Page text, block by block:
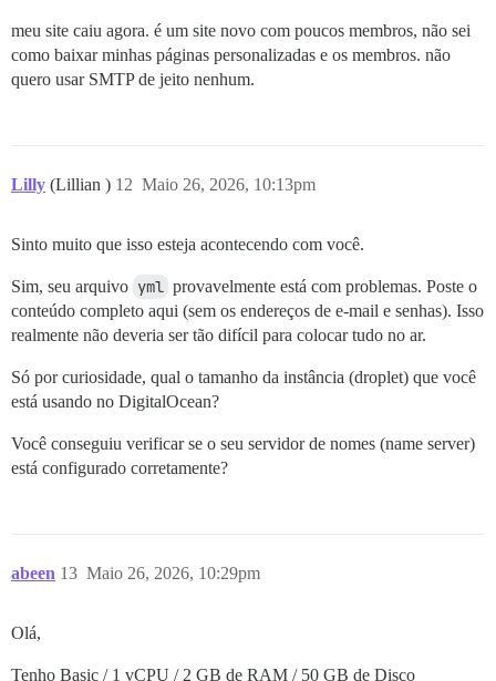
meu site caiu agora. é um site novo com poucos membros, não sei
como baixar minhas páginas personalizadas e os membros. não
quero usar SMTP de jeito nenhum.
Lilly (Lillian ) Maio 26, 2026, 10:13pm
12
Sinto muito que isso esteja acontecendo com você.
Sim, seu arquivo yml provavelmente está com problemas. Poste o
conteúdo completo aqui (sem os endereços de e-mail e senhas). Isso
realmente não deveria ser tão difícil para colocar tudo no ar.
Só por curiosidade, qual o tamanho da instância (droplet) que você
está usando no DigitalOcean?
Você conseguiu verificar se o seu servidor de nomes (name server)
está configurado corretamente?
abeen Maio 26, 2026, 10:29pm
13
Olá,
Tenho Basic / 1 vCPU / 2 GB de RAM / 50 GB de Disco